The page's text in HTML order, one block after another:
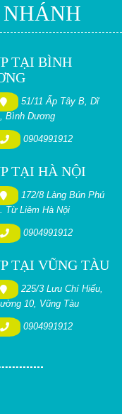
NHÁNH
TẠI BÌNH
51/11 Ấp Tây B, Dĩ
Bình Dương
0904991912
TẠI HÀ NỘI
172/8 Làng Bún Phú
Từ Liêm Hà Nội
0904991912
TẠI VŨNG TÀU
225/3 Lưu Chí Hiếu,
10, Vũng Tàu
0904991912